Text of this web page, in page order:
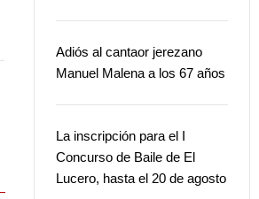
Adiós al cantaor jerezano
Manuel Malena a los 67 años
La inscripción para el I
Concurso de Baile de El
Lucero, hasta el 20 de agosto